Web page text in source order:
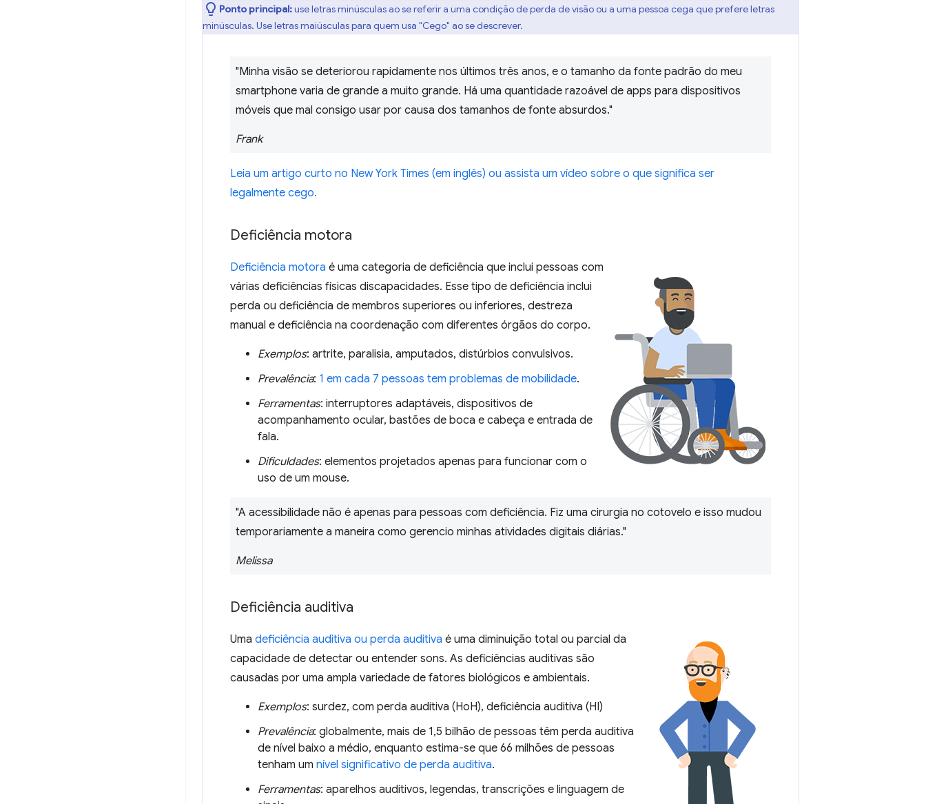
Ponto principal:use letras minúsculas ao se referir a uma condição de perda de visão ou a uma pessoa cega que prefere letras
minúsculas. Use letras maiúsculas para quem usa "Cego" ao se descrever.
"Minha visão se deteriorou rapidamente nos últimos três anos, e o tamanho da fonte padrão do meu
smartphone varia de grande a muito grande. Há uma quantidade razoável de apps para dispositivos
móveis que mal consigo usar por causa dos tamanhos de fonte absurdos."
Frank
Leia um artigo curto no New York Times (em inglês) ou assista um vídeo sobre o que significa ser
legalmente cego.
Deficiência motora
Deficiência motora é uma categoria de deficiência que inclui pessoas com
várias deficiências físicas discapacidades. Esse tipo de deficiência inclui
perda ou deficiência de membros superiores ou inferiores, destreza
manual e deficiência na coordenação com diferentes órgãos do corpo.
Exemplos: artrite, paralisia, amputados, distúrbios convulsivos.
Prevalência: 1 em cada 7 pessoas tem problemas de mobilidade.
Ferramentas: interruptores adaptáveis, dispositivos de
acompanhamento ocular, bastões de boca e cabeça e entrada de
fala.
Dificuldades: elementos projetados apenas para funcionar com o
uso de um mouse.
"A acessibilidade não é apenas para pessoas com deficiência. Fiz uma cirurgia no cotovelo e isso mudou
temporariamente a maneira como gerencio minhas atividades digitais diárias."
Melissa
Deficiência auditiva
Uma deficiência auditiva ou perda auditiva é uma diminuição total ou parcial da
capacidade de detectar ou entender sons. As deficiências auditivas são
causadas por uma ampla variedade de fatores biológicos e ambientais.
Exemplos: surdez, com perda auditiva (HoH), deficiência auditiva (HI)
Prevalência: globalmente, mais de 1,5 bilhão de pessoas têm perda auditiva
de nível baixo a médio, enquanto estima-se que 66 milhões de pessoas
tenham um nível significativo de perda auditiva.
Ferramentas: aparelhos auditivos, legendas, transcrições e linguagem de